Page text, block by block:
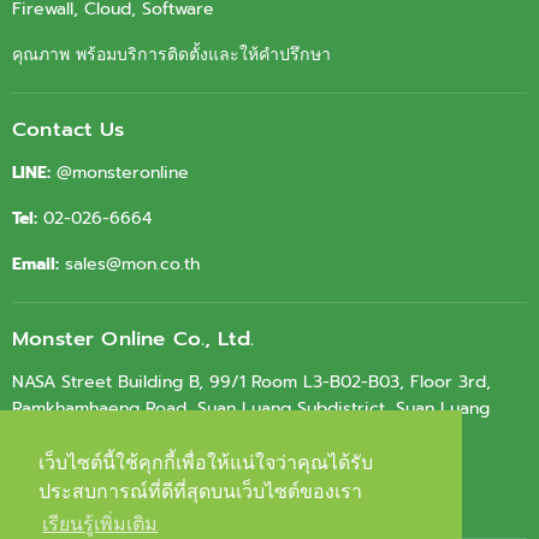
เว็บไซต์นี้ใช้คุกกี้เพื่อให้แน่ใจว่าคุณได้รับ
ประสบการณ์ที่ดีที่สุดบนเว็บไซต์ของเรา
เรียนรู้เพิ่มเติม
เว็บไซต์นี้ใช้คุกกี้เพื่อให้แน่ใจว่าคุณได้รับ
ประสบการณ์ที่ดีที่สุดบนเว็บไซต์ของเรา
เรียนรู้เพิ่มเติม
Firewall, Cloud, Software
คุณภาพ พร้อมบริการติดตั้งและให้คำปรึกษา
Contact Us
LINE: @monsteronline
Tel: 02-026-6664
Email: sales@mon.co.th
Monster Online Co., Ltd.
NASA Street Building B, 99/1 Room L3-B02-B03, Floor 3rd,
Ramkhamhaeng Road, Suan Luang Subdistrict, Suan Luang
Tax ID.
0105564010603